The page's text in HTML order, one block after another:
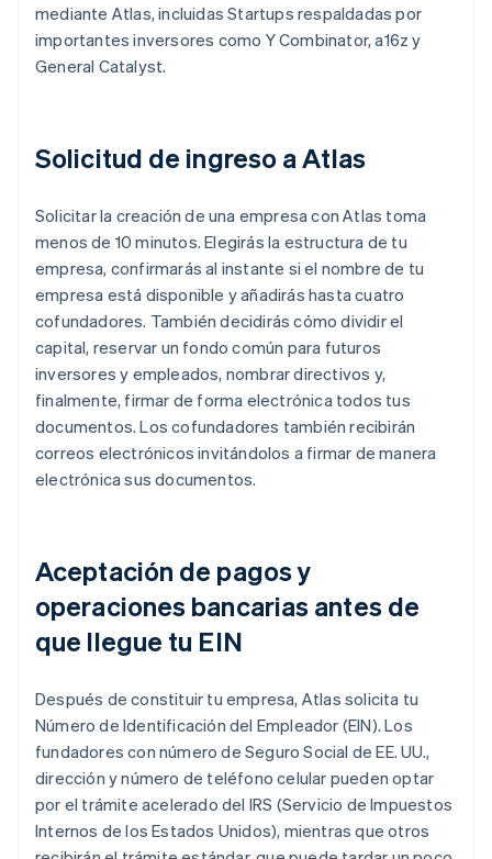
mediante Atlas, incluidas Startups respaldadas por
importantes inversores como Y Combinator, a16z y
General Catalyst.
Solicitud de ingreso a Atlas
Solicitar la creación de una empresa con Atlas toma
menos de 10 minutos. Elegirás la estructura de tu
empresa, confirmarás al instante si el nombre de tu
empresa está disponible y añadirás hasta cuatro
cofundadores. También decidirás cómo dividir el
capital, reservar un fondo común para futuros
inversores y empleados, nombrar directivos y,
finalmente, firmar de forma electrónica todos tus
documentos. Los cofundadores también recibirán
correos electrónicos invitándolos a firmar de manera
electrónica sus documentos.
Aceptación de pagos y
operaciones bancarias antes de
que llegue tu EIN
Después de constituir tu empresa, Atlas solicita tu
Número de Identificación del Empleador (EIN). Los
fundadores con número de Seguro Social de EE. UU.,
dirección y número de teléfono celular pueden optar
por el trámite acelerado del IRS (Servicio de Impuestos
Internos de los Estados Unidos), mientras que otros